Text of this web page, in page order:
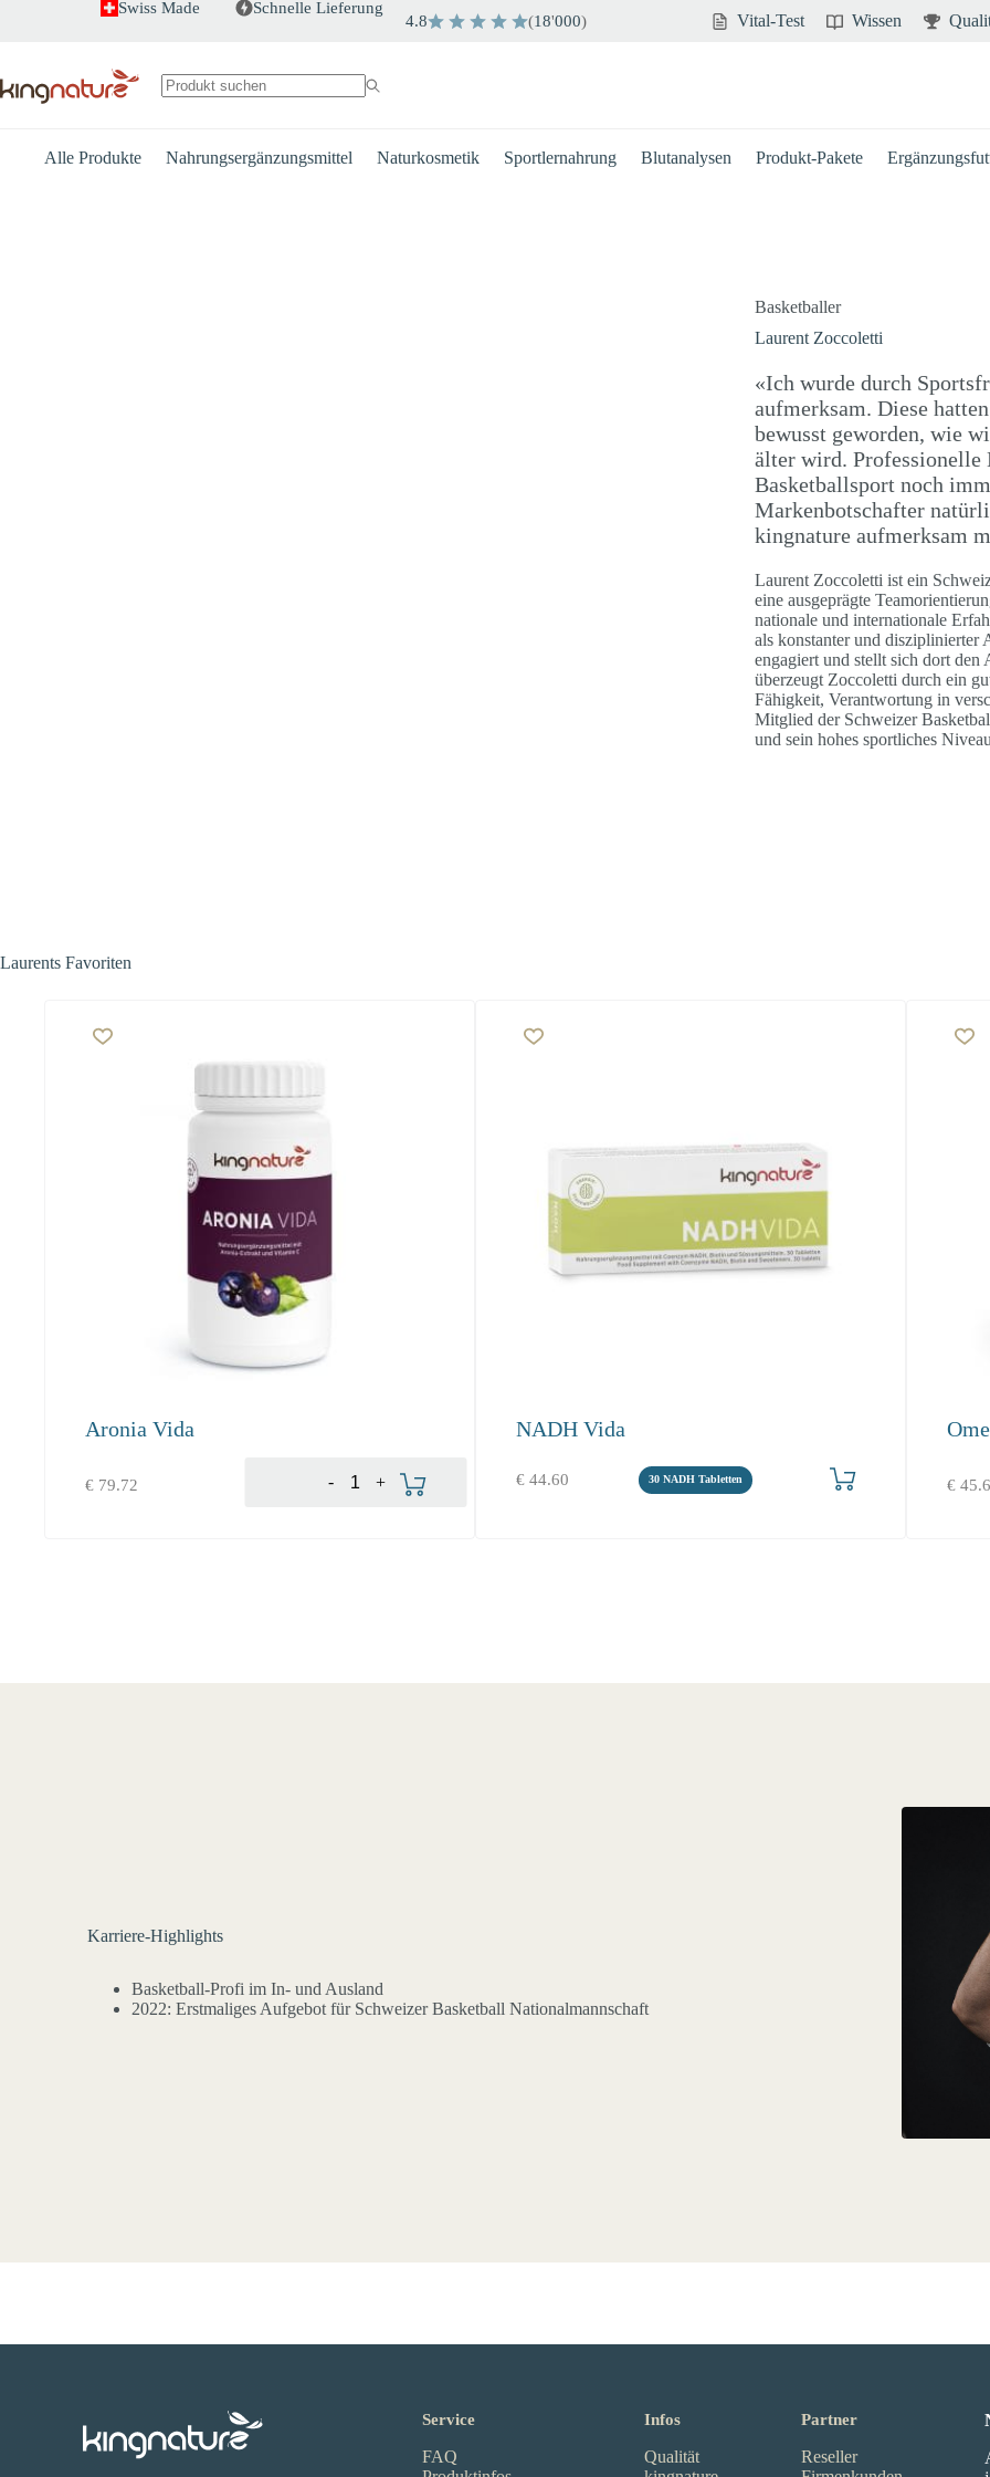
Swiss Made Schnelle Lieferung
4.8 (18'000) Vital-Test Wissen
Alle Produkte Nahrungsergänzungsmittel Naturkosmetik Sportlernahrung Blutanalysen Produkt-Pakete
Basketballer
Laurent Zoccoletti
«Ich wurde durch
aufmerksam. Diese
bewusst geworden, wie
älter wird. Professionelle
Basketballsport noch
Markenbotschafter
kingnature aufmerksam
Laurent Zoccoletti ist ein
eine ausgeprägte
nationale und internationale
als konstanter und disziplinierter
engagiert und stellt sich dort den
überzeugt Zoccoletti durch ein
Fähigkeit, Verantwortung in
Mitglied der Schweizer
und sein hohes sportliches
Laurents Favoriten
Aronia Vida
€ 79.72 +
-
NADH Vida
€ 44.60 30 NADH Tabletten €
Produkt bestellen
Karriere-Highlights
Basketball-Profi im In- und Ausland
2022: Erstmaliges Aufgebot für Schweizer Basketball Nationalmannschaft
Service
FAQ
Infos
Qualität
Partner
Reseller